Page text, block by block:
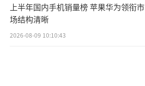
上半年国内手机销量榜 苹果华为领衔市
场结构清晰
2026-08-09 10:10:43